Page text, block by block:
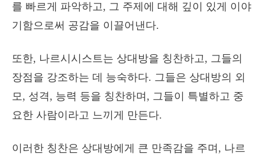
를 빠르게 파악하고, 그 주제에 대해 깊이 있게 이야
기함으로써 공감을 이끌어낸다.
또한, 나르시시스트는 상대방을 칭찬하고, 그들의
장점을 강조하는 데 능숙하다. 그들은 상대방의 외
모, 성격, 능력 등을 칭찬하며, 그들이 특별하고 중
요한 사람이라고 느끼게 만든다.
이러한 칭찬은 상대방에게 큰 만족감을 주며, 나르